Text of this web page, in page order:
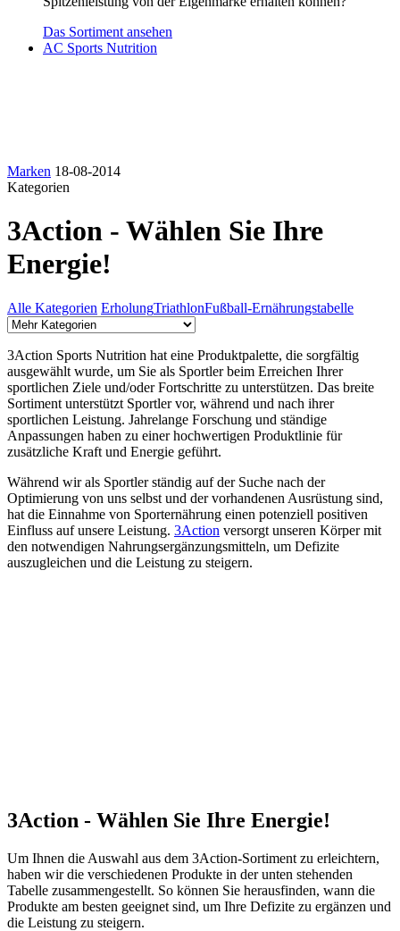
Das Sortiment ansehen
AC Sports Nutrition
Marken 18-08-2014
Kategorien
3Action - Wählen Sie Ihre
Energie!
Alle Kategorien ErholungTriathlonFußball-Ernährungstabelle
3Action Sports Nutrition hat eine Produktpalette, die sorgfältig
ausgewählt wurde, um Sie als Sportler beim Erreichen Ihrer
sportlichen Ziele und/oder Fortschritte zu unterstützen. Das breite
Sortiment unterstützt Sportler vor, während und nach ihrer
sportlichen Leistung. Jahrelange Forschung und ständige
Anpassungen haben zu einer hochwertigen Produktlinie für
zusätzliche Kraft und Energie geführt.
Während wir als Sportler ständig auf der Suche nach der
Optimierung von uns selbst und der vorhandenen Ausrüstung sind,
hat die Einnahme von Sporternährung einen potenziell positiven
Einfluss auf unsere Leistung. 3Action versorgt unseren Körper mit
den notwendigen Nahrungsergänzungsmitteln, um Defizite
auszugleichen und die Leistung zu steigern.
3Action - Wählen Sie Ihre Energie!
Um Ihnen die Auswahl aus dem 3Action-Sortiment zu erleichtern,
haben wir die verschiedenen Produkte in der unten stehenden
Tabelle zusammengestellt. So können Sie herausfinden, wann die
Produkte am besten geeignet sind, um Ihre Defizite zu ergänzen und
die Leistung zu steigern.